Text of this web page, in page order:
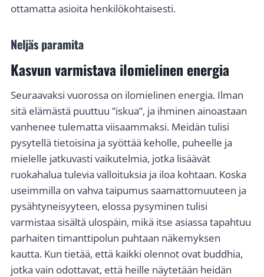
ottamatta asioita henkilökohtaisesti.
Neljäs paramita
Kasvun varmistava ilomielinen energia
Seuraavaksi vuorossa on ilomielinen energia. Ilman
sitä elämästä puuttuu ”iskua”, ja ihminen ainoastaan
vanhenee tulematta viisaammaksi. Meidän tulisi
pysytellä tietoisina ja syöttää keholle, puheelle ja
mielelle jatkuvasti vaikutelmia, jotka lisäävät
ruokahalua tulevia valloituksia ja iloa kohtaan. Koska
useimmilla on vahva taipumus saamattomuuteen ja
pysähtyneisyyteen, elossa pysyminen tulisi
varmistaa sisältä ulospäin, mikä itse asiassa tapahtuu
parhaiten timanttipolun puhtaan näkemyksen
kautta. Kun tietää, että kaikki olennot ovat buddhia,
jotka vain odottavat, että heille näytetään heidän